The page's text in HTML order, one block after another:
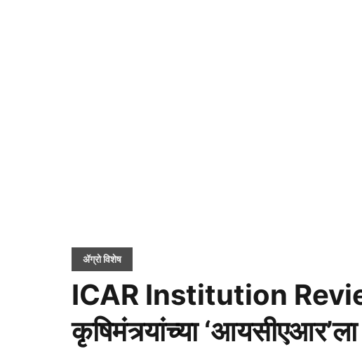
ॲग्रो विशेष
ICAR Institution
कृषिमंत्र्यांच्या